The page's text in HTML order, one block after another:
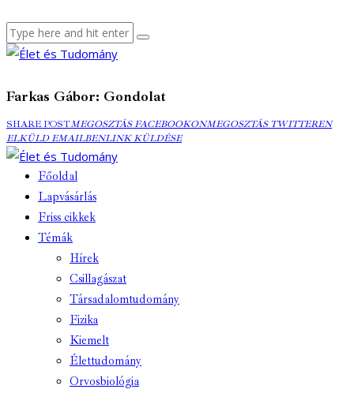
Farkas Gábor: Gondolat
SHARE POSTMEGOSZTÁS
FACEBOOKON
MEGOSZTÁS FACEBOOKONMEGOSZTÁS
MEGOSZTÁS TWITTEREN
ELKÜLD EMAILBENCOPY
TO
LINK KÜLDÉSE
Főoldal
Lapvásárlás
Friss cikkek
Témák
Hírek
Csillagászat
Társadalomtudomány
Fizika
Kiemelt
Élettudomány
Orvosbiológia